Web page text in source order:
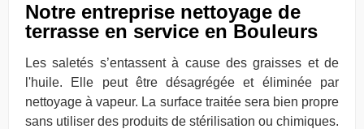
Notre entreprise nettoyage de
terrasse en service en Bouleurs
Les saletés s’entassent à cause des graisses et de
l'huile. Elle peut être désagrégée et éliminée par
nettoyage à vapeur. La surface traitée sera bien propre
sans utiliser des produits de stérilisation ou chimiques.